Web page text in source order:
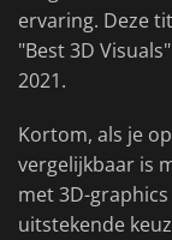
ervaring. Deze
"Best 3D
2021.
Kortom, als je
vergelijkbaar is
met 3D-
uitstekende